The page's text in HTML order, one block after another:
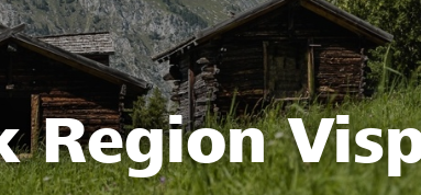
Region